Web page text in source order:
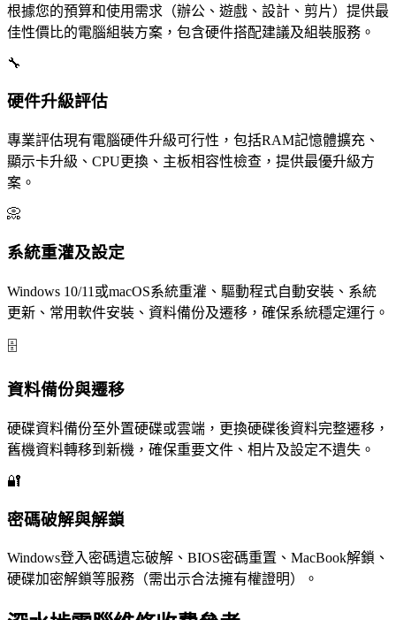
根據您的預算和使用需求（辦公、遊戲、設計、剪片）提供最
佳性價比的電腦組裝方案，包含硬件搭配建議及組裝服務。
🔧
硬件升級評估
專業評估現有電腦硬件升級可行性，包括RAM記憶體擴充、
顯示卡升級、CPU更換、主板相容性檢查，提供最優升級方
案。
📀
系統重灌及設定
Windows 10/11或macOS系統重灌、驅動程式自動安裝、系統
更新、常用軟件安裝、資料備份及遷移，確保系統穩定運行。
🗄️
資料備份與遷移
硬碟資料備份至外置硬碟或雲端，更換硬碟後資料完整遷移，
舊機資料轉移到新機，確保重要文件、相片及設定不遺失。
🔐
密碼破解與解鎖
Windows登入密碼遺忘破解、BIOS密碼重置、MacBook解鎖、
硬碟加密解鎖等服務（需出示合法擁有權證明）。